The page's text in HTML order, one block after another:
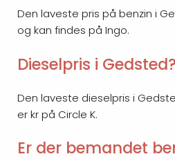
Den laveste pris på benzin i
og kan findes på Ingo.
Dieselpris i Gedsted?
Den laveste dieselpris i
er kr på Circle K.
Er der bemandet